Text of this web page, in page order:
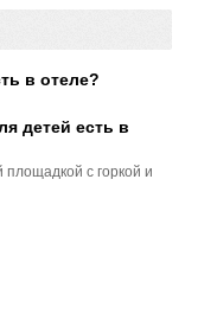
в отеле?
детей есть в
площадкой с горкой и